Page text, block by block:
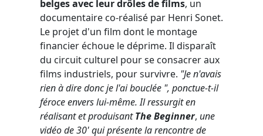
belges avec leur drôles de films, un
documentaire co-réalisé par Henri Sonet.
Le projet d'un film dont le montage
financier échoue le déprime. Il disparaît
du circuit culturel pour se consacrer aux
films industriels, pour survivre. "Je n'avais
rien à dire donc je l'ai bouclée ", ponctue-t-il
féroce envers lui-même. Il ressurgit en
réalisant et produisant The Beginner, une
vidéo de 30' qui présente la rencontre de